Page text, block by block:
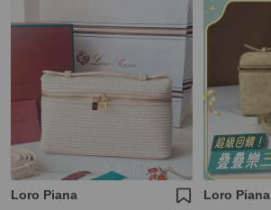
Loro Piana Loro Piana